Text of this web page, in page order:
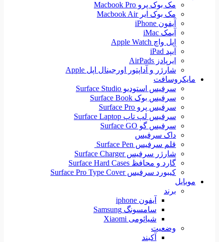
مک بوک پرو Macbook Pro
مک بوک ایر Macbook Air
آیفون iPhone
آیمک iMac
اپل واچ Apple Watch
آیپد iPad
ایرپادز AirPads
شارژر و آداپتور اورجینال اپل Apple
مایکروسافت
سرفیس استودیو Surface Studio
سرفیس بوک Surface Book
سرفیس پرو Surface Pro
سرفیس لپ تاپ Surface Laptop
سرفیس گو Surface GO
داک سرفیس
قلم سرفیس Surface Pen
شارژر سرفیس Surface Charger
گارد و محافظ Surface Hard Cases
کیبورد سرفیس Surface Pro Type Cover
موبایل
برند
آیفون iphone
سامسونگ Samsung
شیائومی Xiaomi
وضعیت
آکبند